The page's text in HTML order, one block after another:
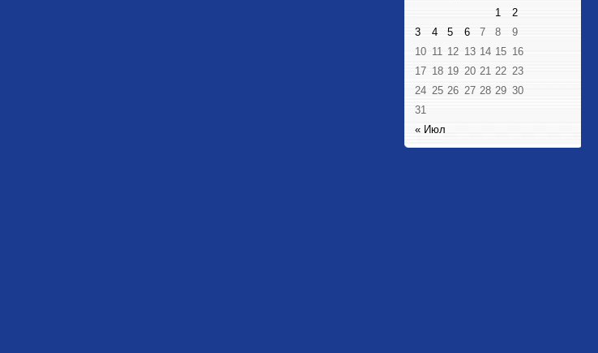
« Июл
1
2
3
4 5 6 7 8
9
10 11 12 13 14 15 16
17 18 19 20 21 22 23
24 25 26 27 28 29 30
31